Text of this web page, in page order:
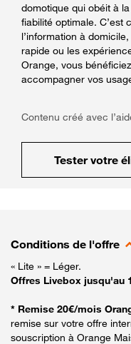
domotique qui obéit à
fiabilité optimale. C’est
l’information à
rapide ou les
Orange, vous
accompagner vos
Contenu créé avec
Tester votre
Conditions de l'offre
« Lite » = Léger.
Offres Livebox jusqu'au
* Remise 20€/mois
remise sur votre offre
souscription à Orange